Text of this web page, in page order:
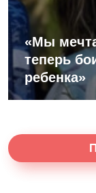
«Мы
теперь
ребенка»